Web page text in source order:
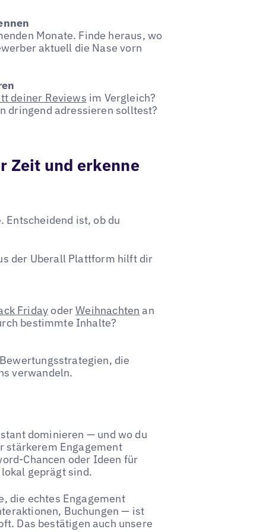
Monate. Finde heraus, wo
aktuell die Nase vorn
deiner Reviews im Vergleich?
dringend adressieren solltest?
Zeit und erkenne
Entscheidend ist, ob du
der Uberall Plattform hilft dir
Friday oderWeihnachten an
bestimmte Inhalte?
die
verwandeln.
dominieren — und wo du
stärkerem Engagement
Chancen oder Ideen für
geprägt sind.
die echtes Engagement
Buchungen — ist
Das bestätigen auch unsere